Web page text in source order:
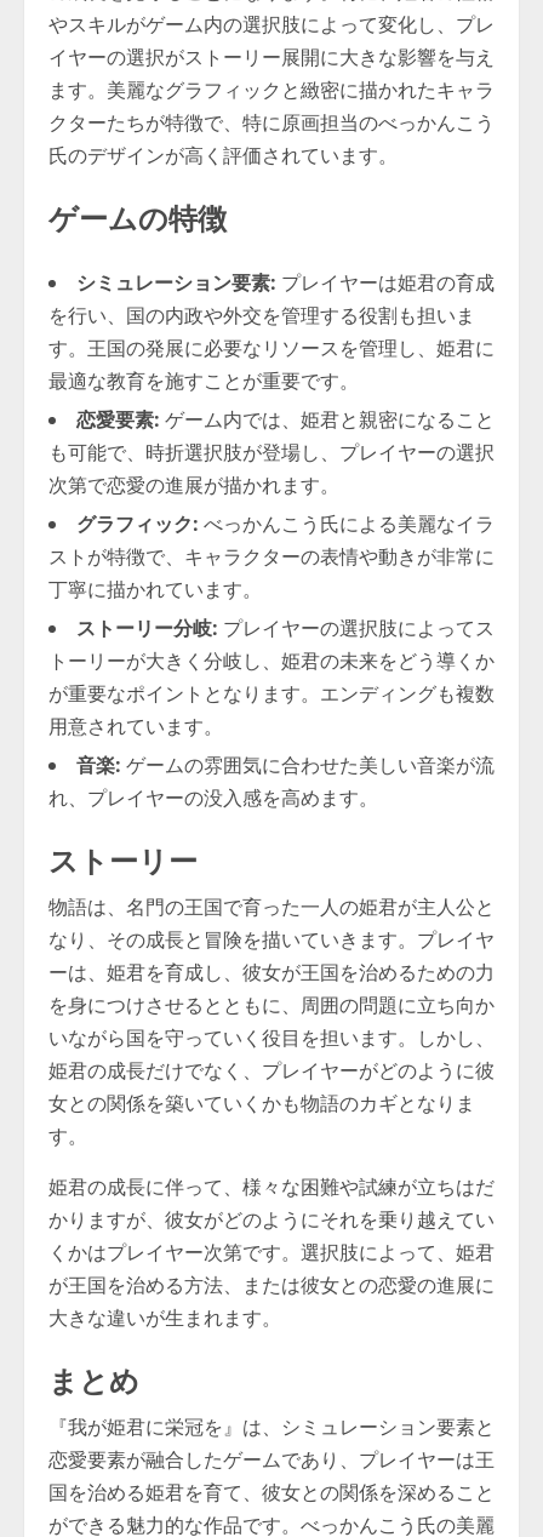
やスキルがゲーム内の選択肢によって変化し、プレ
イヤーの選択がストーリー展開に大きな影響を与え
ます。美麗なグラフィックと緻密に描かれたキャラ
クターたちが特徴で、特に原画担当のべっかんこう
氏のデザインが高く評価されています。
ゲームの特徴
シミュレーション要素: プレイヤーは姫君の育成
を行い、国の内政や外交を管理する役割も担いま
す。王国の発展に必要なリソースを管理し、姫君に
最適な教育を施すことが重要です。
恋愛要素: ゲーム内では、姫君と親密になること
も可能で、時折選択肢が登場し、プレイヤーの選択
次第で恋愛の進展が描かれます。
グラフィック: べっかんこう氏による美麗なイラ
ストが特徴で、キャラクターの表情や動きが非常に
丁寧に描かれています。
ストーリー分岐: プレイヤーの選択肢によってス
トーリーが大きく分岐し、姫君の未来をどう導くか
が重要なポイントとなります。エンディングも複数
用意されています。
音楽: ゲームの雰囲気に合わせた美しい音楽が流
れ、プレイヤーの没入感を高めます。
ストーリー
物語は、名門の王国で育った一人の姫君が主人公と
なり、その成長と冒険を描いていきます。プレイヤ
ーは、姫君を育成し、彼女が王国を治めるための力
を身につけさせるとともに、周囲の問題に立ち向か
いながら国を守っていく役目を担います。しかし、
姫君の成長だけでなく、プレイヤーがどのように彼
女との関係を築いていくかも物語のカギとなりま
す。
姫君の成長に伴って、様々な困難や試練が立ちはだ
かりますが、彼女がどのようにそれを乗り越えてい
くかはプレイヤー次第です。選択肢によって、姫君
が王国を治める方法、または彼女との恋愛の進展に
大きな違いが生まれます。
まとめ
『我が姫君に栄冠を』は、シミュレーション要素と
恋愛要素が融合したゲームであり、プレイヤーは王
国を治める姫君を育て、彼女との関係を深めること
ができる魅力的な作品です。べっかんこう氏の美麗